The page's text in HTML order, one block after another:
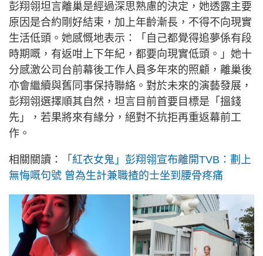
彭翔翎坦言離巢是經過深思熟慮的決定，她透露主要
原因是合約剛好結束，加上年齡漸長，不得不向現實
生活低頭。她感慨地表示：「自己都覺得追夢係有段
時期嘅，有返咁上下年紀，都要向現實低頭。」她十
分感激公司台前幕後工作人員多年來的照顧，離巢後
亦會繼續與舊同事保持聯絡。對於未來的演藝發展，
彭翔翎選擇順其自然，坦言目前首要目標是「搵錢
先」，若果將來有緣分，絕對不抗拒再重返幕前工
作。
相關關讀：
「紅衣女鬼」彭翔翎宣布離開TVB：劃上
無悔嘅句號 曾為生計兼職揸的士坐到腰骨疼痛